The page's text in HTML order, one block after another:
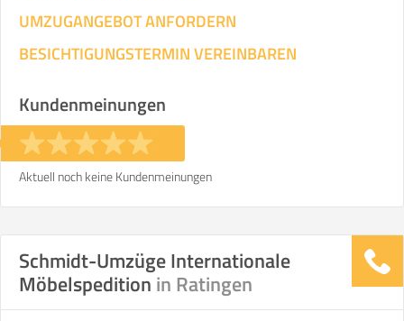
Mitarbeiter Zeit pro Mitarbeiter
KOSTENSCHÄTZUNG:
ICH MÖCHTE ANGEBOTE ANFORDERN
SO ERRECHNET SICH DIE KOSTENSCHÄTZUNG
UMZUGANGEBOT ANFORDERN
BESICHTIGUNGSTERMIN VEREINBAREN
Kundenmeinungen
Aktuell noch keine Kundenmeinungen
Schmidt-Umzüge Internationale
Möbelspedition in Ratingen